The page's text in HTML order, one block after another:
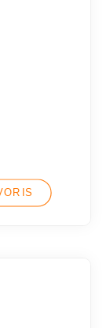
€.
est : 144,00 €.
était : 10,31 €.
actuel est : 9,66 €.